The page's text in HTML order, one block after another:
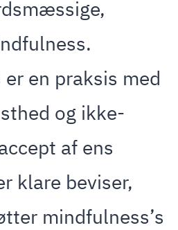
en praksis med
og ikke-
af ens
klare beviser,
mindfulness’s